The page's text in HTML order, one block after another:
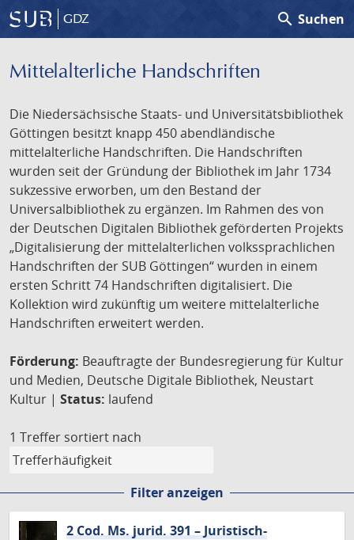
GDZ search Suchen
Mittelalterliche Handschriften
Die Niedersächsische Staats- und Universitätsbibliothek
Göttingen besitzt knapp 450 abendländische
mittelalterliche Handschriften. Die Handschriften
wurden seit der Gründung der Bibliothek im Jahr 1734
sukzessive erworben, um den Bestand der
Universalbibliothek zu ergänzen. Im Rahmen des von
der Deutschen Digitalen Bibliothek geförderten Projekts
„Digitalisierung der mittelalterlichen volkssprachlichen
Handschriften der SUB Göttingen“ wurden in einem
ersten Schritt 74 Handschriften digitalisiert. Die
Kollektion wird zukünftig um weitere mittelalterliche
Handschriften erweitert werden.
Förderung: Beauftragte der Bundesregierung für Kultur
und Medien, Deutsche Digitale Bibliothek, Neustart
Kultur | Status: laufend
1 Treffer sortiert nach
Filter anzeigen
2 Cod. Ms. jurid. 391 – Juristisch-